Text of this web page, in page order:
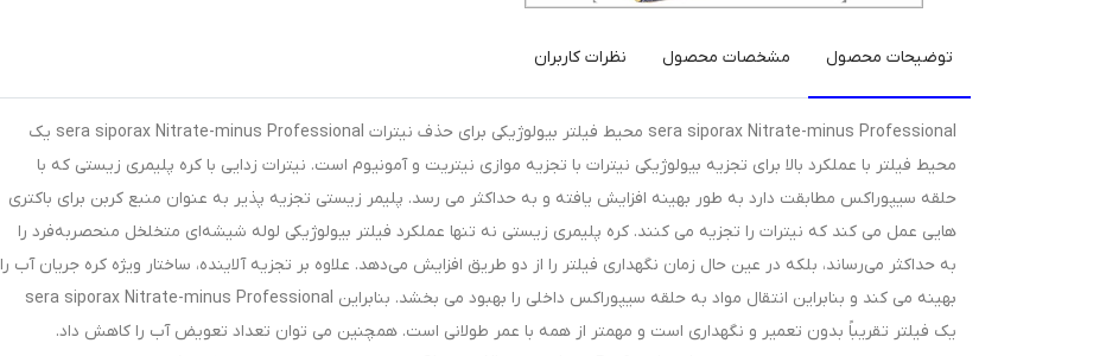
توضیحات محصول مشخصات محصول نظرات کاربران
sera siporax Nitrate-minus Professional محیط فیلتر بیولوژیکی برای حذف نیترات sera siporax Nitrate-minus Professional یک
محیط فیلتر با عملکرد بالا برای تجزیه بیولوژیکی نیترات با تجزیه موازی نیتریت و آمونیوم است. نیترات زدایی با کره پلیمری زیستی که با
حلقه سیپوراکس مطابقت دارد به طور بهینه افزایش یافته و به حداکثر می رسد. پلیمر زیستی تجزیه پذیر به عنوان منبع کربن برای باکتری
هایی عمل می کند که نیترات را تجزیه می کنند. کره پلیمری زیستی نه تنها عملکرد فیلتر بیولوژیکی لوله شیشه‌ای متخلخل منحصربه‌فرد را
به حداکثر می‌رساند، بلکه در عین حال زمان نگهداری فیلتر را از دو طریق افزایش می‌دهد. علاوه بر تجزیه آلاینده، ساختار ویژه کره جریان آب را
بهینه می کند و بنابراین انتقال مواد به حلقه سیپوراکس داخلی را بهبود می بخشد. بنابراین sera siporax Nitrate-minus Professional
یک فیلتر تقریباً بدون تعمیر و نگهداری است و مهمتر از همه با عمر طولانی است. همچنین می توان تعداد تعویض آب را کاهش داد.